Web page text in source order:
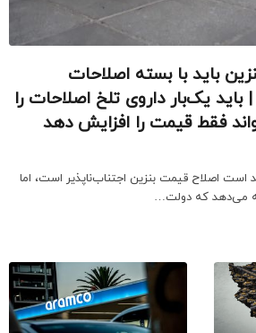
باید با بسته اصلاحات
یک‌بار داروی تلخ اصلاحات را
فقط قیمت را افزایش دهد
است اصلاح قیمت بنزین اجتناب‌ناپذیر است، اما
می‌دهد که دولت…